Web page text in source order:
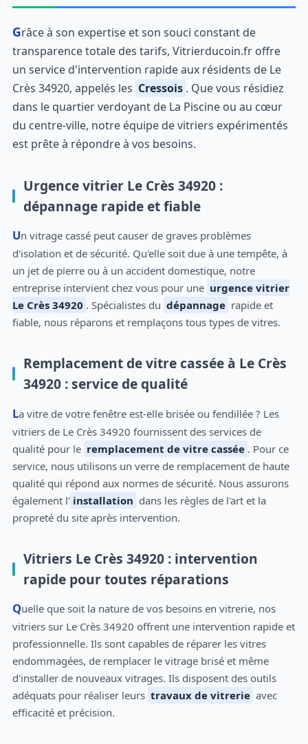
Grâce à son expertise et son souci constant de
transparence totale des tarifs, Vitrierducoin.fr offre
un service d'intervention rapide aux résidents de Le
Crès 34920, appelés les Cressois . Que vous résidiez
dans le quartier verdoyant de La Piscine ou au cœur
du centre-ville, notre équipe de vitriers expérimentés
est prête à répondre à vos besoins.
Urgence vitrier Le Crès 34920 :
dépannage rapide et fiable
Un vitrage cassé peut causer de graves problèmes
d'isolation et de sécurité. Qu'elle soit due à une tempête, à
un jet de pierre ou à un accident domestique, notre
entreprise intervient chez vous pour une urgence vitrier
Le Crès 34920 . Spécialistes du dépannage rapide et
fiable, nous réparons et remplaçons tous types de vitres.
Remplacement de vitre cassée à Le Crès
34920 : service de qualité
La vitre de votre fenêtre est-elle brisée ou fendillée ? Les
vitriers de Le Crès 34920 fournissent des services de
qualité pour le remplacement de vitre cassée . Pour ce
service, nous utilisons un verre de remplacement de haute
qualité qui répond aux normes de sécurité. Nous assurons
également l' installation dans les règles de l'art et la
propreté du site après intervention.
Vitriers Le Crès 34920 : intervention
rapide pour toutes réparations
Quelle que soit la nature de vos besoins en vitrerie, nos
vitriers sur Le Crès 34920 offrent une intervention rapide et
professionnelle. Ils sont capables de réparer les vitres
endommagées, de remplacer le vitrage brisé et même
d'installer de nouveaux vitrages. Ils disposent des outils
adéquats pour réaliser leurs travaux de vitrerie avec
efficacité et précision.